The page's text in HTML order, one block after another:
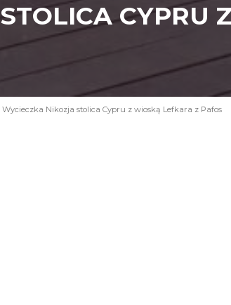
CYPRU
Wycieczka Nikozja stolica Cypru z wioską Lefkara z Pafos